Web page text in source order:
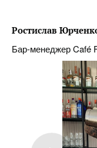
Ростислав
Бар-менеджер Café